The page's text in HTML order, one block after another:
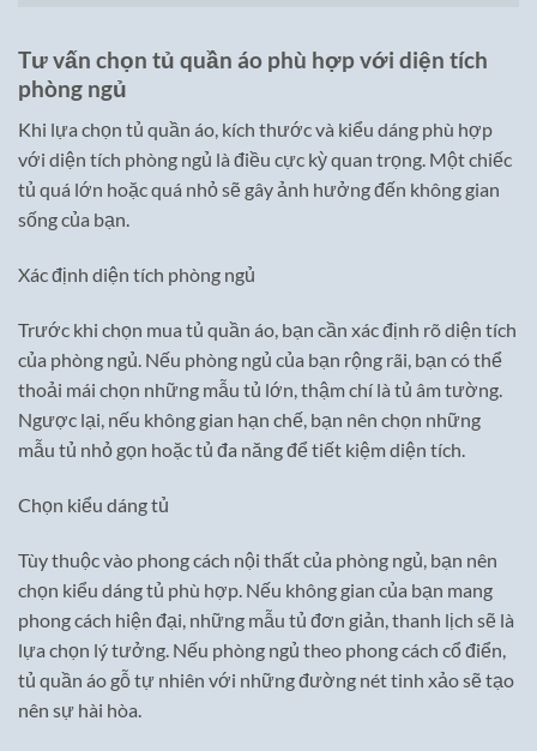
Tư vấn chọn tủ quần áo phù hợp với diện tích
phòng ngủ
Khi lựa chọn tủ quần áo, kích thước và kiểu dáng phù hợp
với diện tích phòng ngủ là điều cực kỳ quan trọng. Một chiếc
tủ quá lớn hoặc quá nhỏ sẽ gây ảnh hưởng đến không gian
sống của bạn.
Xác định diện tích phòng ngủ
Trước khi chọn mua tủ quần áo, bạn cần xác định rõ diện tích
của phòng ngủ. Nếu phòng ngủ của bạn rộng rãi, bạn có thể
thoải mái chọn những mẫu tủ lớn, thậm chí là tủ âm tường.
Ngược lại, nếu không gian hạn chế, bạn nên chọn những
mẫu tủ nhỏ gọn hoặc tủ đa năng để tiết kiệm diện tích.
Chọn kiểu dáng tủ
Tùy thuộc vào phong cách nội thất của phòng ngủ, bạn nên
chọn kiểu dáng tủ phù hợp. Nếu không gian của bạn mang
phong cách hiện đại, những mẫu tủ đơn giản, thanh lịch sẽ là
lựa chọn lý tưởng. Nếu phòng ngủ theo phong cách cổ điển,
tủ quần áo gỗ tự nhiên với những đường nét tinh xảo sẽ tạo
nên sự hài hòa.